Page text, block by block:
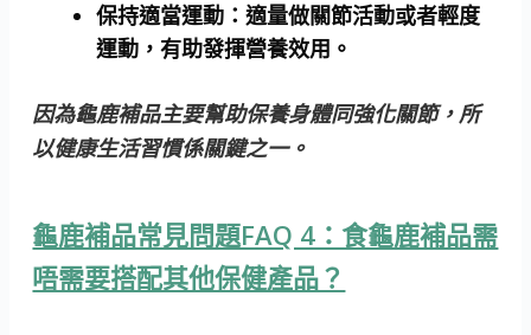
保持適當運動 ：適量做關節活動或者輕度
運動，有助發揮營養效用。
因為龜鹿補品主要幫助保養身體同強化關節，所
以健康生活習慣係關鍵之一。
龜鹿補品常見問題FAQ 4：食龜鹿補品需
唔需要搭配其他保健產品？